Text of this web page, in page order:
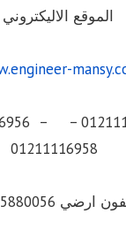
الموقع الاليكتروني
ارضي 0225880056